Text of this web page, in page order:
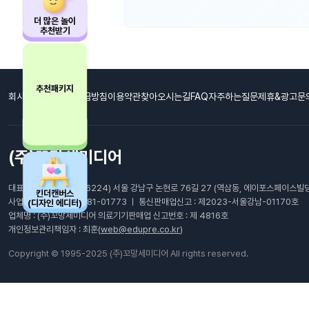
더 많은 놀이
추천받기
추천패키지
킨더캔버스
(디자인 에디터)
회사소개 개인정보취급방침이용약관찾아오시는길FAQ자주하는질문제휴&광고문
(주)꼬망세미디어
대표이사: 최남호 ㅣ (06224) 서울 강남구 논현로 76길 27 (역삼동, 에이포스페이스빌
사업자등록번호 : 105-81-01773 ㅣ 통신판매업신고 : 제2023-서울강남-01170호
업체명 : (주)꼬망세미디어 의료기기판매업 신고번호 : 제 4816호
개인정보관리책임자 : 최훈(web@edupre.co.kr)
Copyright © 1995-2025 (주)꼬망세미디어 All rights reserved.